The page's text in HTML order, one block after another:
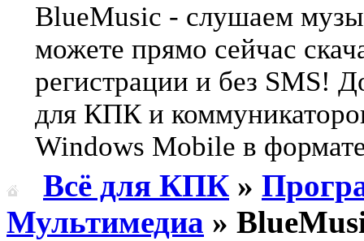
BlueMusic - слушаем
можете прямо сейчас
регистрации и без SMS!
для КПК и
Windows Mobile в
Всё для КПК »
Мультимедиа »